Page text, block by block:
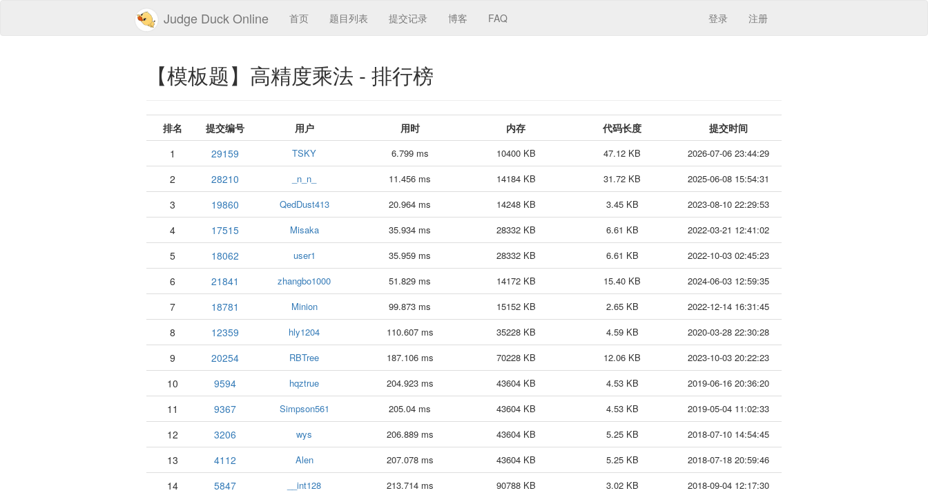
Judge Duck Online 首页 题目列表 提交记录 博客 FAQ 登录 注册
【模板题】高精度乘法 - 排行榜
排名 提交编号 用户 用时 内存 代码长度
提交时间
1
29159 TSKY 6.799 ms 10400 KB 47.12 KB 2026-07-06 23:44:29
2 28210 _n_n_ 11.456 ms 14184 KB 31.72 KB 2025-06-08 15:54:31
3 19860 QedDust413 20.964 ms 14248 KB 3.45 KB 2023-08-10 22:29:53
4 17515 Misaka 35.934 ms 28332 KB 6.61 KB 2022-03-21 12:41:02
5 18062 user1 35.959 ms 28332 KB 6.61 KB 2022-10-03 02:45:23
6 21841 zhangbo1000 51.829 ms 14172 KB 15.40 KB 2024-06-03 12:59:35
7 18781 Minion 99.873 ms 15152 KB 2.65 KB 2022-12-14 16:31:45
8 12359 hly1204 110.607 ms 35228 KB 4.59 KB 2020-03-28 22:30:28
9 20254 RBTree 187.106 ms 70228 KB 12.06 KB 2023-10-03 20:22:23
10 9594 hqztrue 204.923 ms 43604 KB 4.53 KB 2019-06-16 20:36:20
11 9367 Simpson561 205.04 ms 43604 KB 4.53 KB 2019-05-04 11:02:33
12 3206 wys 206.889 ms 43604 KB 5.25 KB 2018-07-10 14:54:45
13 4112 Alen 207.078 ms 43604 KB 5.25 KB 2018-07-18 20:59:46
14 5847 __int128 213.714 ms 90788 KB 3.02 KB 2018-09-04 12:17:30